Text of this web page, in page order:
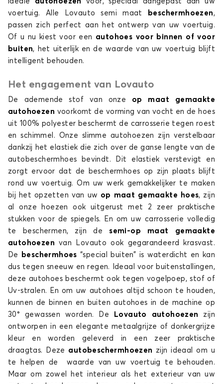
voertuig. Alle Lovauto semi maat
beschermhoezen,
passen zich perfect aan het ontwerp van uw voertuig.
Of u nu kiest voor een autohoes voor binnen of voor
buiten, het uiterlijk en de waarde van uw voertuig blijft
intelligent behouden.
Het engagement van Lovauto
De ademende stof van onze op maat gemaakte
autohoezen voorkomt de vorming van vocht en de hoes
uit 100% polyester beschermt de carrosserie tegen roest
en schimmel. Onze slimme autohoezen zijn verstelbaar
dankzij het elastiek die zich over de ganse lengte van de
autobeschermhoes bevindt. Dit elastiek verstevigt en
zorgt ervoor dat de beschermhoes op zijn plaats blijft
rond uw voertuig. Om uw werk gemakkelijker te maken
bij het opzetten van uw op maat gemaakte hoes, zijn
al onze hoezen ook uitgerust met 2 zeer praktische
stukken voor de spiegels. En om uw carrosserie volledig
te beschermen, zijn desemi-op maat gemaakte
autohoezenvan Lovauto ook gegarandeerd krasvast.
De
beschermhoes “special buiten” is waterdicht en kan
dus tegen sneeuw en regen. Ideaal voor buitenstallingen,
deze autohoes beschermt ook tegen vogelpoep, stof of
Uv-stralen. En om uw autohoes altijd schoon te houden,
kunnen de binnen en buiten autohoes in de machine op
30° gewassen worden. De
Lovauto autohoezen
zijn
ontworpen in een elegante metaalgrijze of donkergrijze
kleur en worden geleverd in een zeer praktische
draagtas. Deze autobeschermhoezen zijn ideaal om u
te helpen de waarde van uw voertuig te behouden.
Maar om zowel het interieur als het exterieur van uw